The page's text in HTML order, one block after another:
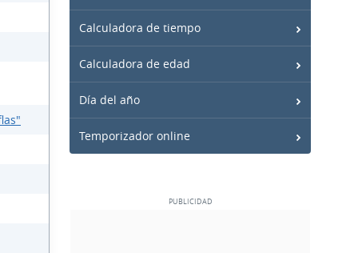
Calculadora de tiempo
Calculadora de edad
Día del año
Temporizador online